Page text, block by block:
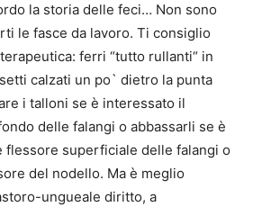
la storia delle feci… Non sono
le fasce da lavoro. Ti consiglio
ferri “tutto rullanti“ in
calzati un po` dietro la punta
i talloni se è interessato il
delle falangi o abbassarli se è
flessore superficiale delle falangi o
del nodello. Ma è meglio
ungueale diritto, a